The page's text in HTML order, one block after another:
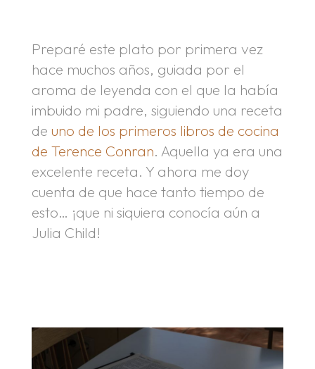
Preparé este plato por primera vez
hace muchos años, guiada por el
aroma de leyenda con el que la había
imbuido mi padre, siguiendo una receta
de uno de los primeros libros de cocina
de Terence Conran. Aquella ya era una
excelente receta. Y ahora me doy
cuenta de que hace tanto tiempo de
esto… ¡que ni siquiera conocía aún a
Julia Child!